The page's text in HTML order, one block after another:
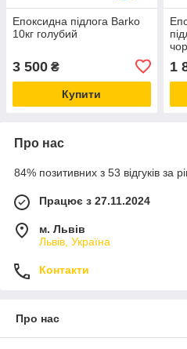
Епоксидна підлога Barko
10кг голубий
3 500 ₴
Купити
1
Про нас
84% позитивних з 53 відгуків за
Працює з 27.11.2024
м. Львів
Львів, Україна
Контакти
Про нас